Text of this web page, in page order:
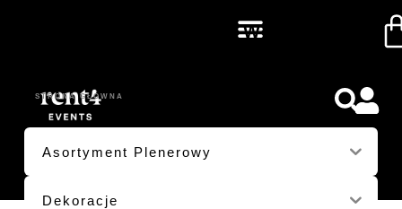
OGRODOWY
STRONA GŁÓWNA
Asortyment Plenerowy
Dekoracje